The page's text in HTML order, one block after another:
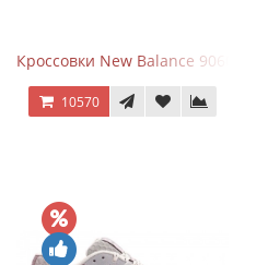
Кроссовки New Balance 9060
10570